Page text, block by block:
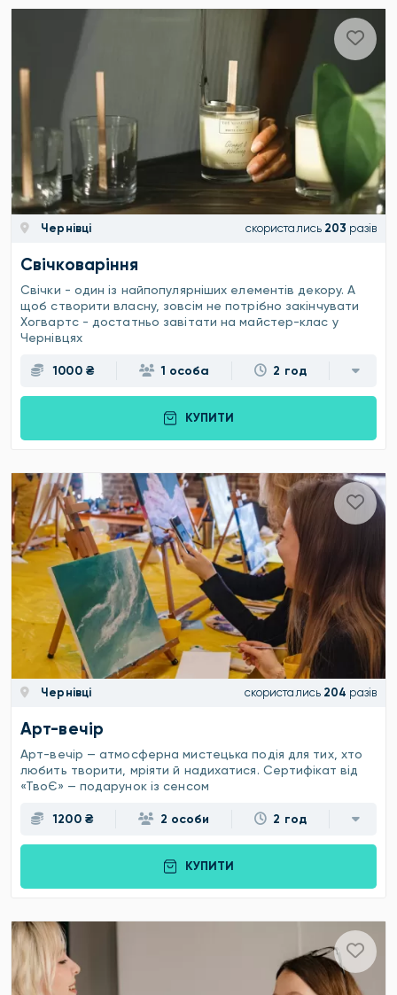
Чернівці скористались 203 разів
Свічковаріння
Свічки - один із найпопулярніших елементів декору. А
щоб створити власну, зовсім не потрібно закінчувати
Хогвартс - достатньо завітати на майстер-клас у
Чернівцях
1000 ₴ 1 особа 2 год
КУПИТИ
Чернівці скористались 204 разів
Арт-вечір
Арт-вечір — атмосферна мистецька подія для тих, хто
любить творити, мріяти й надихатися. Сертифікат від
«ТвоЄ» — подарунок із сенсом
1200 ₴ 2 особи 2 год
КУПИТИ